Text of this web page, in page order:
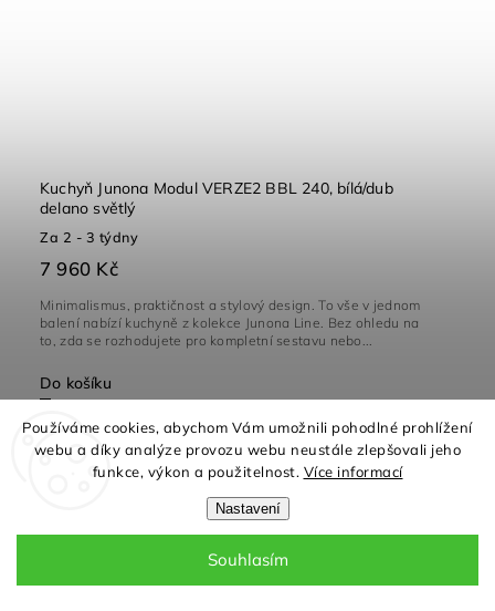
Používáme cookies, abychom Vám umožnili pohodlné prohlížení
webu a díky analýze provozu webu neustále zlepšovali jeho
funkce, výkon a použitelnost. Více informací
Nastavení
Souhlasím
Kuchyň Junona Modul VERZE2 BBL 240, bílá/dub
delano světlý
Za 2 - 3 týdny
7 960 Kč
Do košíku
Minimalismus, praktičnost a stylový design. To vše v jednom
balení nabízí kuchyně z kolekce Junona Line. Bez ohledu na
to, zda se rozhodujete pro kompletní sestavu nebo...